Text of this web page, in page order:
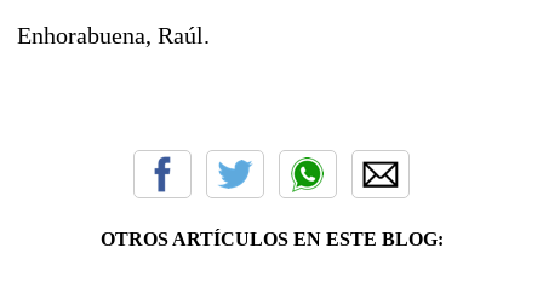
Enhorabuena, Raúl.
OTROS ARTÍCULOS EN ESTE BLOG: